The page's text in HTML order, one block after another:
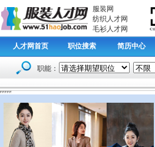
服装网
纺织人才网
毛衫人才网
人才网首页 职位搜索 简历中心
职能：